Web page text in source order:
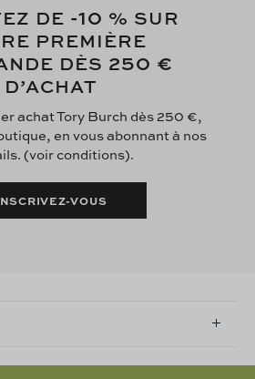
DE -10 % SUR
PREMIÈRE
DÈS 250 €
D’ACHAT
achat Tory Burch dès 250 €,
en vous abonnant à nos
(voir conditions).
VOUS